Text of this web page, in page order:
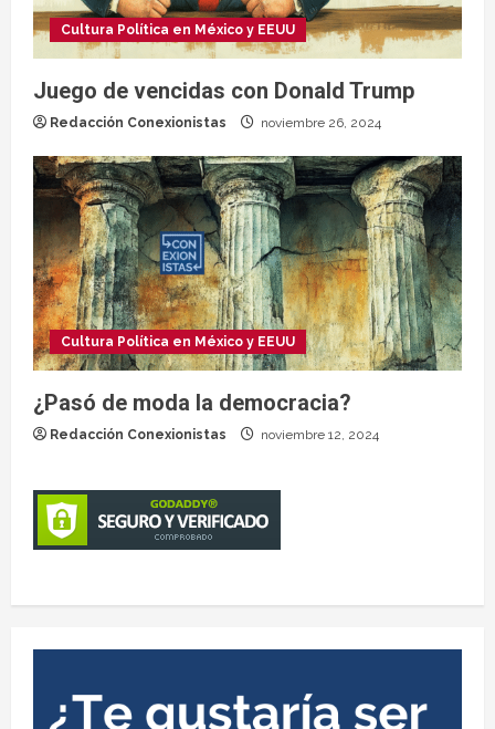
Cultura Política en México y EEUU
Juego de vencidas con Donald Trump
Redacción Conexionistas noviembre 26, 2024
Cultura Política en México y EEUU
¿Pasó de moda la democracia?
Redacción Conexionistas noviembre 12, 2024